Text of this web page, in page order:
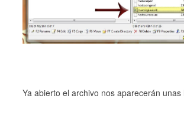
Ya abierto el archivo nos aparecerán